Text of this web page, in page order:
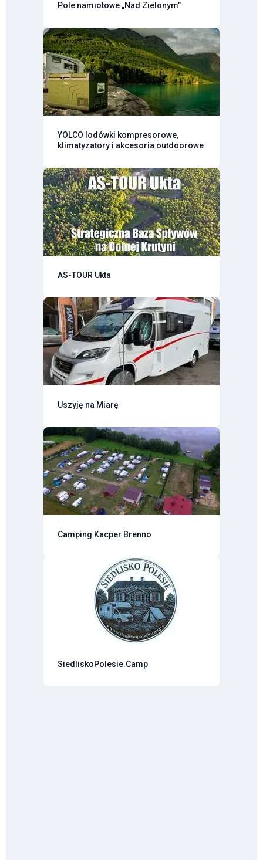
Pole namiotowe „Nad Zielonym”
YOLCO lodówki kompresorowe,
klimatyzatory i akcesoria outdoorowe
AS-TOUR Ukta
Uszyję na Miarę
Camping Kacper Brenno
SiedliskoPolesie.Camp